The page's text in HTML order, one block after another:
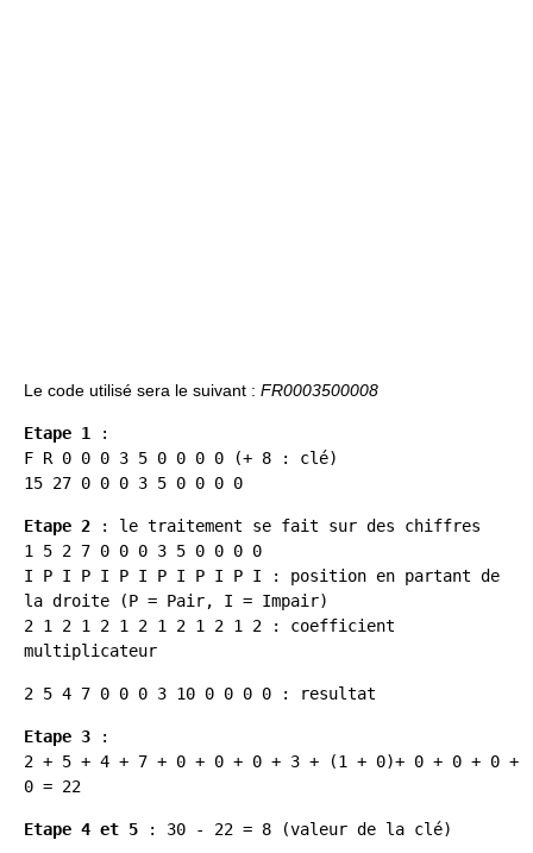
Le code utilisé sera le suivant : FR0003500008
Etape 1
:
F R 0 0 0 3 5 0 0 0 0 (+ 8 : clé)
15 27 0 0 0 3 5 0 0 0 0
Etape 2 : le traitement se fait sur des chiffres
1 5 2 7 0 0 0 3 5 0 0 0 0
I P I P I P I P I P I P I : position en partant de
la droite (P = Pair, I = Impair)
2 1 2 1 2 1 2 1 2 1 2 1 2 : coefficient
multiplicateur
2 5 4 7 0 0 0 3 10 0 0 0 0 : resultat
Etape 3 :
2 + 5 + 4 + 7 + 0 + 0 + 0 + 3 + (1 + 0)+ 0 + 0 + 0 +
0 = 22
Etape 4 et 5 : 30 - 22 = 8 (valeur de la clé)